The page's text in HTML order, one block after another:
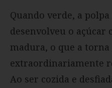
Quando verde, a
desenvolveu o
madura, o que a
extraordinariamente
Ao ser cozida e